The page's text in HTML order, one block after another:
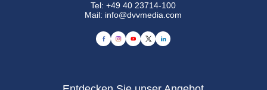
Tel:+49 40 23714-100
Mail: info@dvvmedia.com